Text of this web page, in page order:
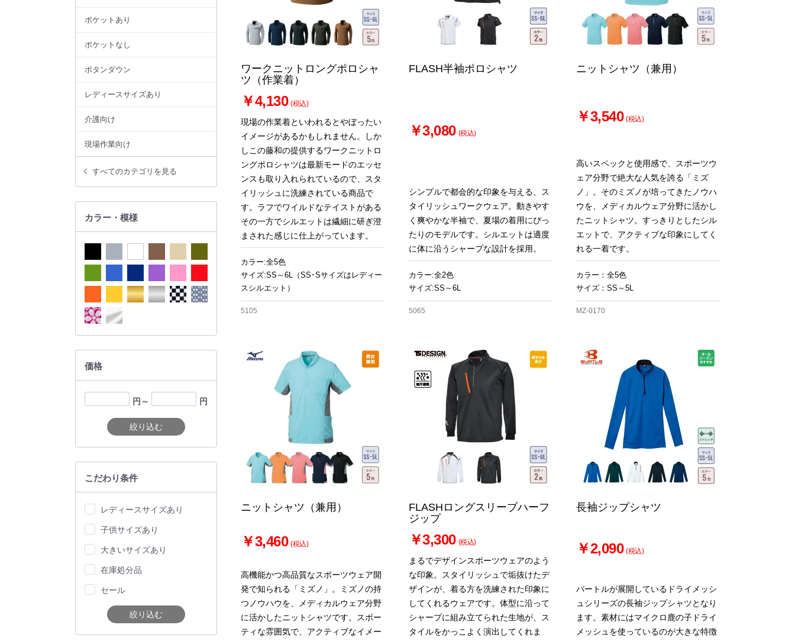
ポケットあり
ポケットなし
ボタンダウン
レディースサイズあり
介護向け
現場作業向け
すべてのカテゴリを見る
カラー・模様
価格
円～ 円
絞り込む
こだわり条件
レディースサイズあり
子供サイズあり
大きいサイズあり
在庫処分品
セール
絞り込む
ワークニットロングポロシャ
ツ（作業着）
￥4,130 (税込)
現場の作業着といわれるとやぼったい
イメージがあるかもしれません。しか
しこの藤和の提供するワークニットロ
ングポロシャツは最新モードのエッセ
ンスも取り入れられているので、スタ
イリッシュに洗練されている商品で
す。ラフでワイルドなテイストがある
その一方でシルエットは繊細に研ぎ澄
まされた感じに仕上がっています。
カラー:全5色
サイズ:SS～6L（SS･Sサイズはレディー
スシルエット）
5105
FLASH半袖ポロシャツ
￥3,080 (税込)
シンプルで都会的な印象を与える、ス
タイリッシュワークウェア。動きやす
く爽やかな半袖で、夏場の着用にぴっ
たりのモデルです。シルエットは適度
に体に沿うシャープな設計を採用。
カラー:全2色
サイズ:SS～6L
5065
ニットシャツ（兼用）
￥3,540 (税込)
高いスペックと使用感で、スポーツウ
ェア分野で絶大な人気を誇る「ミズ
ノ」。そのミズノが培ってきたノウハ
ウを、メディカルウェア分野に活かし
たニットシャツ。すっきりとしたシル
エットで、アクティブな印象にしてく
れる一着です。
カラー：全5色
サイズ：SS～5L
MZ-0170
ニットシャツ（兼用）
￥3,460 (税込)
高機能かつ高品質なスポーツウェア開
発で知られる「ミズノ」。ミズノの持
つノウハウを、メディカルウェア分野
に活かしたニットシャツです。スポー
ティな雰囲気で、アクティブなイメー
FLASHロングスリーブハーフ
ジップ
￥3,300 (税込)
まるでデザインスポーツウェアのよう
な印象。スタイリッシュで垢抜けたデ
ザインが、着る方を洗練された印象に
してくれるウェアです。体型に沿って
シャープに組み立てられた生地が、ス
タイルをかっこよく演出してくれま
長袖ジップシャツ
￥2,090 (税込)
バートルが展開しているドライメッシ
ュシリーズの長袖ジップシャツとなり
ます。素材にはマイクロ鹿の子ドライ
メッシュを使っているのが大きな特徴